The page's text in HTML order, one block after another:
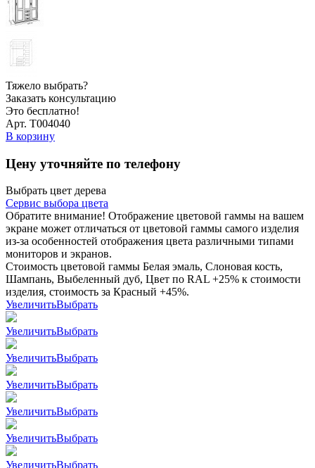
Тяжело выбрать?
Заказать консультацию
Это бесплатно!
Арт. Т004040
В корзину
Цену уточняйте по телефону
Выбрать цвет дерева
Сервис выбора цвета
Обратите внимание! Отображение цветовой гаммы на вашем
экране может отличаться от цветовой гаммы самого изделия
из-за особенностей отображения цвета различными типами
мониторов и экранов.
Стоимость цветовой гаммы Белая эмаль, Слоновая кость,
Шампань, Выбеленный дуб, Цвет по RAL +25% к стоимости
изделия, стоимость за Красный +45%.
УвеличитьВыбрать
УвеличитьВыбрать
УвеличитьВыбрать
УвеличитьВыбрать
УвеличитьВыбрать
УвеличитьВыбрать
УвеличитьВыбрать